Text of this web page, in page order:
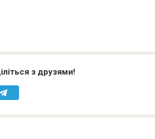
з друзями!